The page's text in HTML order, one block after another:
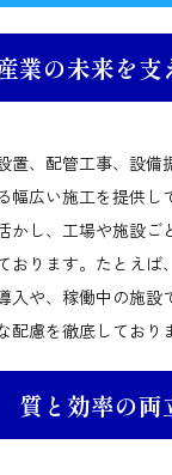
業の未来を支
置、配管工事、設備
幅広い施工を提供し
かし、工場や施設ご
おります。たとえば
入や、稼働中の施設
配慮を徹底しており
質と効率の両